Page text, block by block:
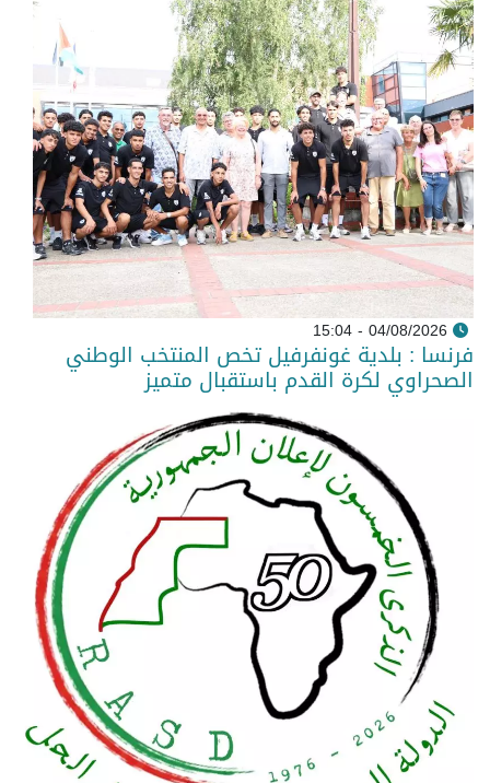
04/08/2026 - 15:04
فرنسا : بلدية غونفرفيل تخص المنتخب الوطني
الصحراوي لكرة القدم باستقبال متميز